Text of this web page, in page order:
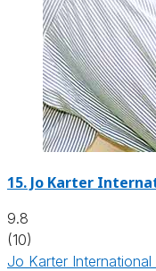
15. Jo Karter
9.8
(10)
Jo Karter